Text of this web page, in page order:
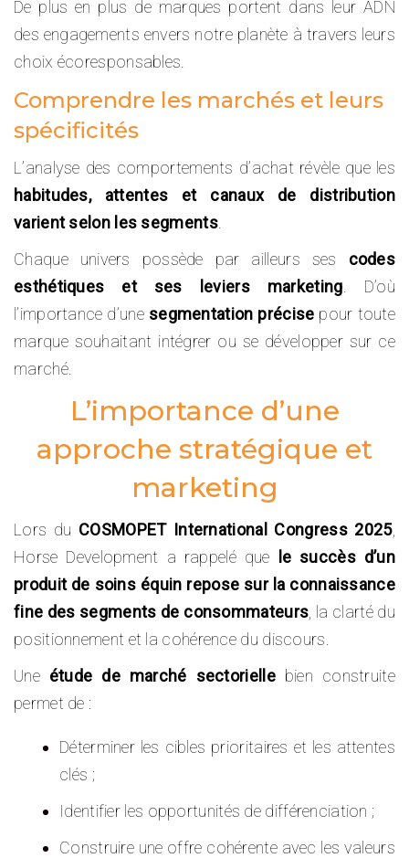
De plus en plus de marques portent dans leur ADN
des engagements envers notre planète à travers leurs
choix écoresponsables.
Comprendre les marchés et leurs
spécificités
L’analyse des comportements d’achat révèle que les
habitudes, attentes et canaux de distribution
varient selon les segments.
Chaque univers possède par ailleurs ses codes
esthétiques et ses leviers marketing . D’où
l’importance d’une segmentation précise pour toute
marque souhaitant intégrer ou se développer sur ce
marché.
L’importance d’une
approche stratégique et
marketing
Lors du COSMOPET International Congress 2025,
Horse Development a rappelé que
le succès d’un
produit de soins équin repose sur la connaissance
fine des segments de consommateurs , la clarté du
positionnement et la cohérence du discours.
Une étude de marché sectoriellebien construite
permet de :
Déterminer les cibles prioritaires et les attentes
clés ;
Identifier les opportunités de différenciation ;
Construire une offre cohérente avec les valeurs